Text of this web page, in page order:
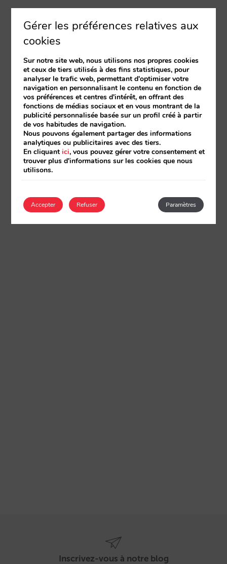
Inscrivez-vous à notre blog
Gérer les préférences relatives aux
cookies
Sur notre site web, nous utilisons nos propres cookies
et ceux de tiers utilisés à des fins statistiques, pour
analyser le trafic web, permettant d'optimiser votre
navigation en personnalisant le contenu en fonction de
vos préférences et centres d'intérêt, en offrant des
fonctions de médias sociaux et en vous montrant de la
publicité personnalisée basée sur un profil créé à partir
de vos habitudes de navigation.
Nous pouvons également partager des informations
analytiques ou publicitaires avec des tiers.
En cliquantici, vous pouvez gérer votre consentement et
trouver plus d'informations sur les cookies que nous
utilisons.
Accepter Paramètres
Refuser